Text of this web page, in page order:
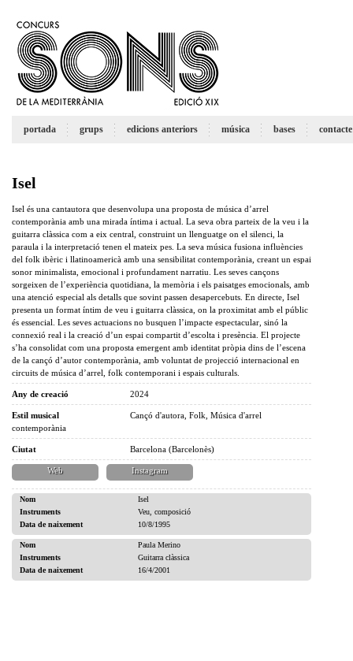
portada grups edicions anteriors música bases contacte
Isel
Isel és una cantautora que desenvolupa una proposta de música d’arrel
contemporània amb una mirada íntima i actual. La seva obra parteix de la veu i la
guitarra clàssica com a eix central, construint un llenguatge on el silenci, la
paraula i la interpretació tenen el mateix pes. La seva música fusiona influències
del folk ibèric i llatinoamericà amb una sensibilitat contemporània, creant un espai
sonor minimalista, emocional i profundament narratiu. Les seves cançons
sorgeixen de l’experiència quotidiana, la memòria i els paisatges emocionals, amb
una atenció especial als detalls que sovint passen desapercebuts. En directe, Isel
presenta un format íntim de veu i guitarra clàssica, on la proximitat amb el públic
és essencial. Les seves actuacions no busquen l’impacte espectacular, sinó la
connexió real i la creació d’un espai compartit d’escolta i presència. El projecte
s’ha consolidat com una proposta emergent amb identitat pròpia dins de l’escena
de la cançó d’autor contemporània, amb voluntat de projecció internacional en
circuits de música d’arrel, folk contemporani i espais culturals.
Any de creació 2024
Estil musical
Cançó d'autora, Folk, Música d'arrel
contemporània
Ciutat Barcelona (Barcelonès)
Web Instagram
Nom
Isel
Instruments
Veu, composició
Data de naixement
10/8/1995
Nom
Paula Merino
Instruments
Guitarra clàssica
Data de naixement
16/4/2001